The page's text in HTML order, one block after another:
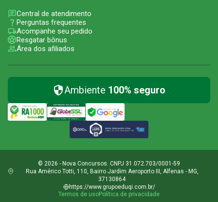
Central de atendimento
Perguntas frequentes
Acompanhe seu pedido
Resgatar bônus
Área dos afiliados
Ambiente 100% seguro
© 2026 - Nova Concursos. CNPJ 31.072.703/0001-59
Rua Américo Totti, 110, Bairro Jardim Aeroporto III, Alfenas - MG,
37130864
https://www.grupoeduqi.com.br/
Termos de usoPolítica de privacidade